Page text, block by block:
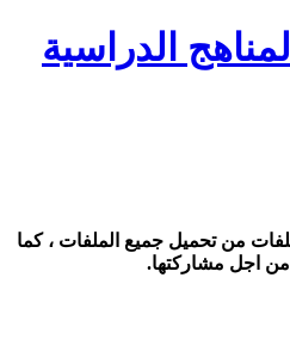
الدراسية
من تحميل جميع الملفات ، كما
اجل مشاركتها.